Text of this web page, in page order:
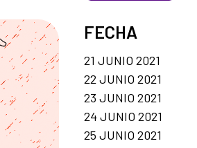
FECHA
21 JUNIO 2021
22 JUNIO 2021
23 JUNIO 2021
24 JUNIO 2021
25 JUNIO 2021